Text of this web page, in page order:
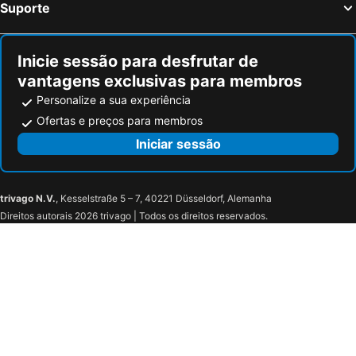
Suporte
Inicie sessão para desfrutar de
vantagens exclusivas para membros
Personalize a sua experiência
Ofertas e preços para membros
Iniciar sessão
trivago N.V., Kesselstraße 5 – 7, 40221 Düsseldorf, Alemanha
Direitos autorais 2026 trivago | Todos os direitos reservados.